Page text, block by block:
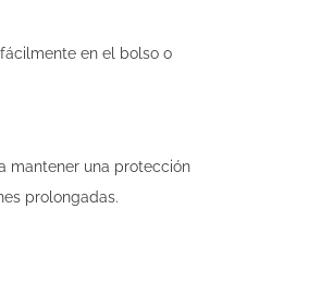
en el bolso o
mantener una protección
prolongadas.